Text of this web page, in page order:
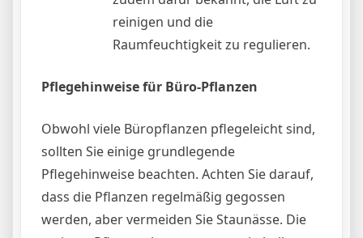
reinigen und die
Raumfeuchtigkeit zu regulieren.
Pflegehinweise für Büro-Pflanzen
Obwohl viele Büropflanzen pflegeleicht sind,
sollten Sie einige grundlegende
Pflegehinweise beachten. Achten Sie darauf,
dass die Pflanzen regelmäßig gegossen
werden, aber vermeiden Sie Staunässe. Die